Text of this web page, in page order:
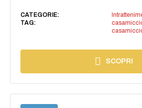
CATEGORIE:
TAG:
SCOPRI